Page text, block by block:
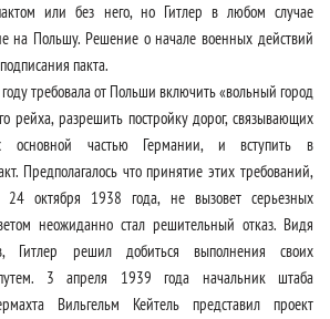
или без него, но Гитлер в любом случае
на Польшу. Решение о начале военных действий
пакта.
требовала от Польши включить «вольный город
рейха, разрешить постройку дорог, связывающих
основной частью Германии, и вступить в
Предполагалось что принятие этих требований,
24 октября 1938 года, не вызовет серьезных
неожиданно стал решительный отказ. Видя
Гитлер решил добиться выполнения своих
3 апреля 1939 года начальник штаба
Вильгельм Кейтель представил проект